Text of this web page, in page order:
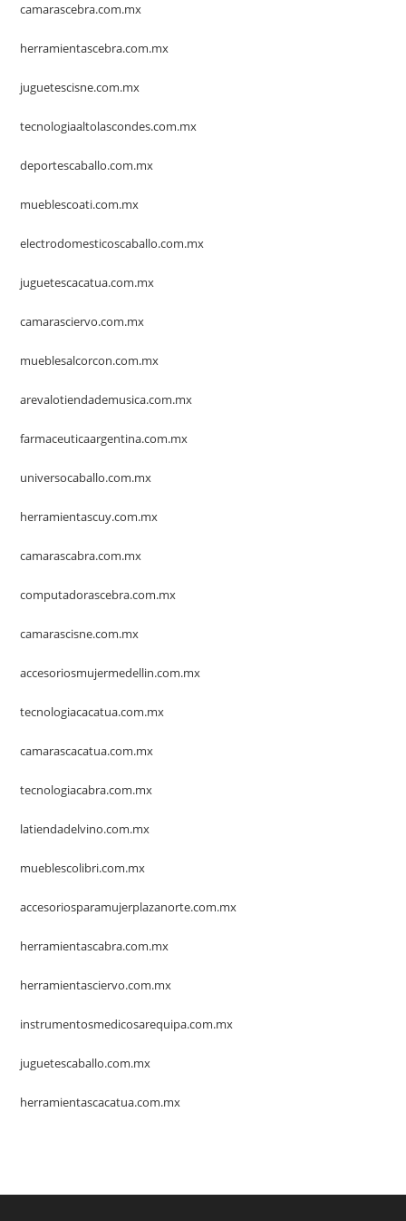
camarascebra.com.mx
herramientascebra.com.mx
juguetescisne.com.mx
tecnologiaaltolascondes.com.mx
deportescaballo.com.mx
mueblescoati.com.mx
electrodomesticoscaballo.com.mx
juguetescacatua.com.mx
camarasciervo.com.mx
mueblesalcorcon.com.mx
arevalotiendademusica.com.mx
farmaceuticaargentina.com.mx
universocaballo.com.mx
herramientascuy.com.mx
camarascabra.com.mx
computadorascebra.com.mx
camarascisne.com.mx
accesoriosmujermedellin.com.mx
tecnologiacacatua.com.mx
camarascacatua.com.mx
tecnologiacabra.com.mx
latiendadelvino.com.mx
mueblescolibri.com.mx
accesoriosparamujerplazanorte.com.mx
herramientascabra.com.mx
herramientasciervo.com.mx
instrumentosmedicosarequipa.com.mx
juguetescaballo.com.mx
herramientascacatua.com.mx